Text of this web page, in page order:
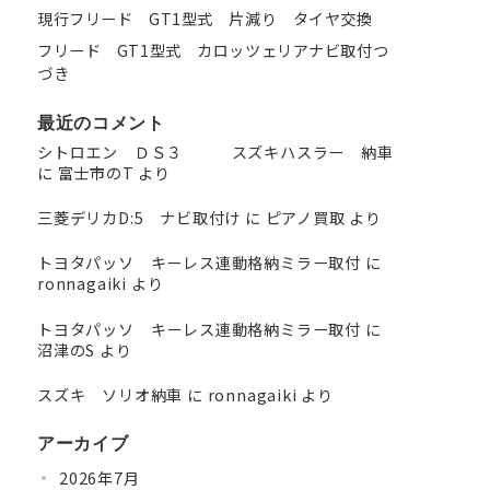
現行フリード GT1型式 片減り タイヤ交換
フリード GT1型式 カロッツェリアナビ取付つ
づき
最近のコメント
シトロエン ＤＳ３ スズキハスラー 納車
に 富士市のT より
三菱デリカD:5 ナビ取付け に ピアノ買取 より
トヨタパッソ キーレス連動格納ミラー取付 に
ronnagaiki より
トヨタパッソ キーレス連動格納ミラー取付 に
沼津のS より
スズキ ソリオ納車 に ronnagaiki より
アーカイブ
2026年7月